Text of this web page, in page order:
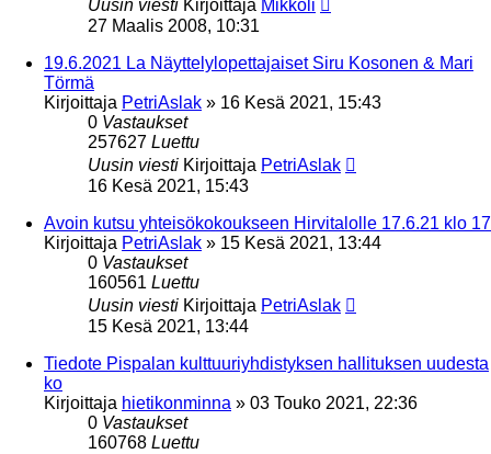
Uusin viesti Kirjoittaja Mikkoli
27 Maalis 2008, 10:31
19.6.2021 La Näyttelylopettajaiset Siru Kosonen & Mari
Törmä
Kirjoittaja PetriAslak » 16 Kesä 2021, 15:43
0 Vastaukset
257627 Luettu
Uusin viesti Kirjoittaja PetriAslak
16 Kesä 2021, 15:43
Avoin kutsu yhteisökokoukseen Hirvitalolle 17.6.21 klo 17
Kirjoittaja PetriAslak » 15 Kesä 2021, 13:44
0 Vastaukset
160561 Luettu
Uusin viesti Kirjoittaja PetriAslak
15 Kesä 2021, 13:44
Tiedote Pispalan kulttuuriyhdistyksen hallituksen uudesta
ko
Kirjoittaja hietikonminna » 03 Touko 2021, 22:36
0 Vastaukset
160768 Luettu